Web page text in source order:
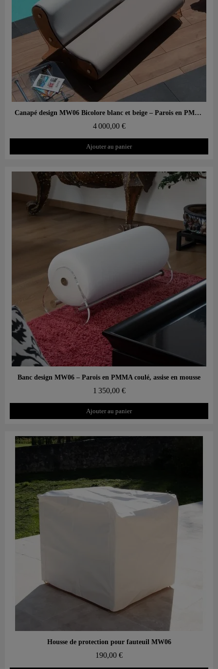
Aperçu rapide Canapé design MW06 Bicolore blanc et beige – Parois en PMMA coulé bronze, assise en mousse alvéolaire
4 000,00 €
Ajouter au panier
Aperçu rapide
Banc design MW06 – Parois en PMMA coulé, assise en mousse
1 350,00 €
Ajouter au panier
Aperçu rapide
Housse de protection pour fauteuil MW06
190,00 €